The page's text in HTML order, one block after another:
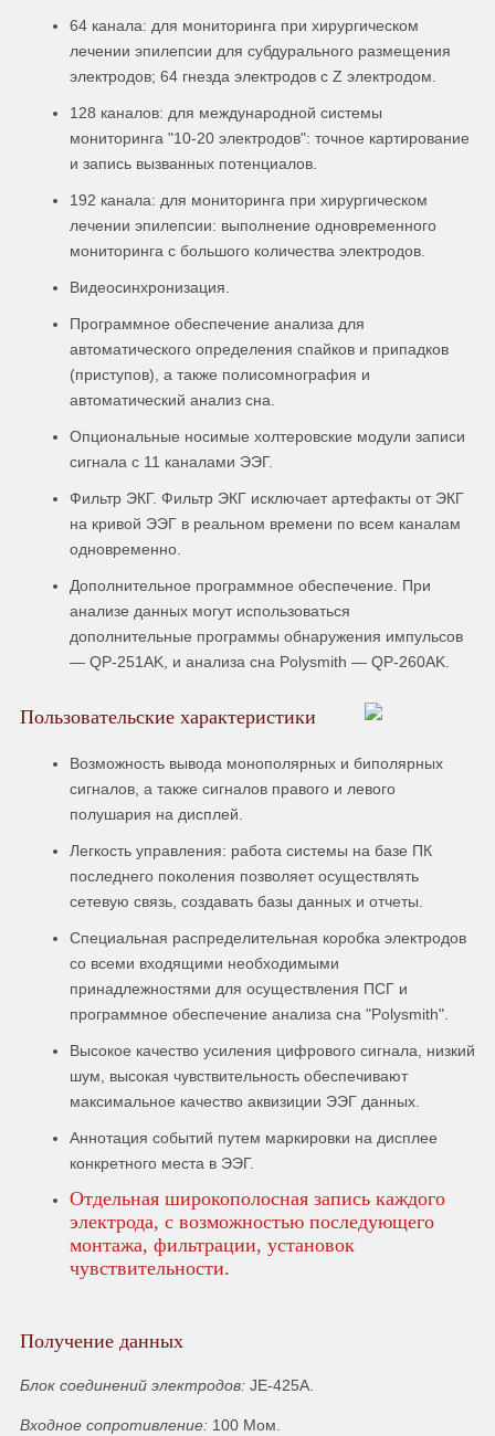
64 канала: для мониторинга при хирургическом
лечении эпилепсии для субдурального размещения
электродов; 64 гнезда электродов с Z электродом.
128 каналов: для международной системы
мониторинга "10-20 электродов": точное картирование
и запись вызванных потенциалов.
192 канала: для мониторинга при хирургическом
лечении эпилепсии: выполнение одновременного
мониторинга с большого количества электродов.
Видеосинхронизация.
Программное обеспечение анализа для
автоматического определения спайков и припадков
(приступов), а также полисомнография и
автоматический анализ сна.
Опциональные носимые холтеровские модули записи
сигнала с 11 каналами ЭЭГ.
Фильтр ЭКГ. Фильтр ЭКГ исключает артефакты от ЭКГ
на кривой ЭЭГ в реальном времени по всем каналам
одновременно.
Дополнительное программное обеспечение. При
анализе данных могут использоваться
дополнительные программы обнаружения импульсов
— QP-251AK, и анализа сна Polysmith — QP-260AK.
Пользовательские характеристики
Возможность вывода монополярных и биполярных
сигналов, а также сигналов правого и левого
полушария на дисплей.
Легкость управления: работа системы на базе ПК
последнего поколения позволяет осуществлять
сетевую связь, создавать базы данных и отчеты.
Специальная распределительная коробка электродов
со всеми входящими необходимыми
принадлежностями для осуществления ПСГ и
программное обеспечение анализа сна "Polysmith".
Высокое качество усиления цифрового сигнала, низкий
шум, высокая чувствительность обеспечивают
максимальное качество аквизиции ЭЭГ данных.
Аннотация событий путем маркировки на дисплее
конкретного места в ЭЭГ.
Отдельная широкополосная запись каждого
электрода, с возможностью последующего
монтажа, фильтрации, установок
чувствительности.
Получение данных
Блок соединений электродов:JE-425A.
Входное сопротивление:100 Мом.